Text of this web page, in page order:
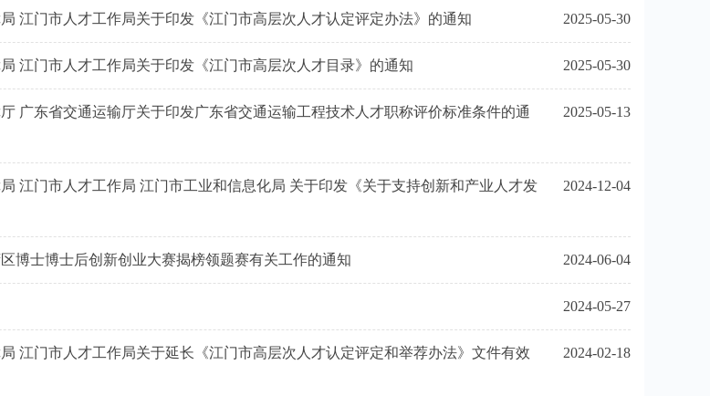
江门市人才工作局关于印发《江门市高层次人才认定评定办法》的通知 2025-05-30
江门市人才工作局关于印发《江门市高层次人才目录》的通知 2025-05-30
广东省交通运输厅关于印发广东省交通运输工程技术人才职称评价标准条件的通
2025-05-13
江门市人才工作局 江门市工业和信息化局 关于印发《关于支持创新和产业人才发
2024-12-04
博士博士后创新创业大赛揭榜领题赛有关工作的通知 2024-06-04
2024-05-27
江门市人才工作局关于延长《江门市高层次人才认定评定和举荐办法》文件有效
2024-02-18